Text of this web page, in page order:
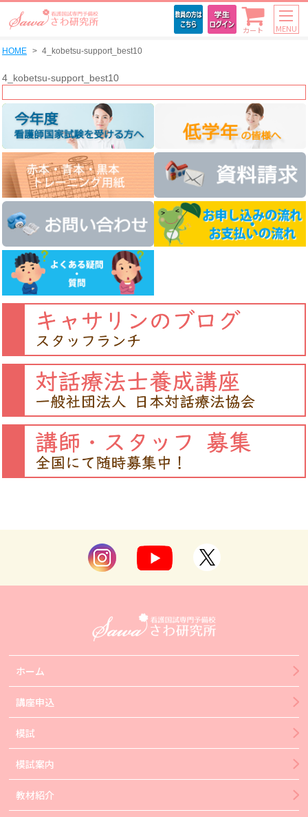
カート MENU
HOME 4_kobetsu-support_best10
4_kobetsu-support_best10
ホーム
講座申込
模試
模試案内
教材紹介